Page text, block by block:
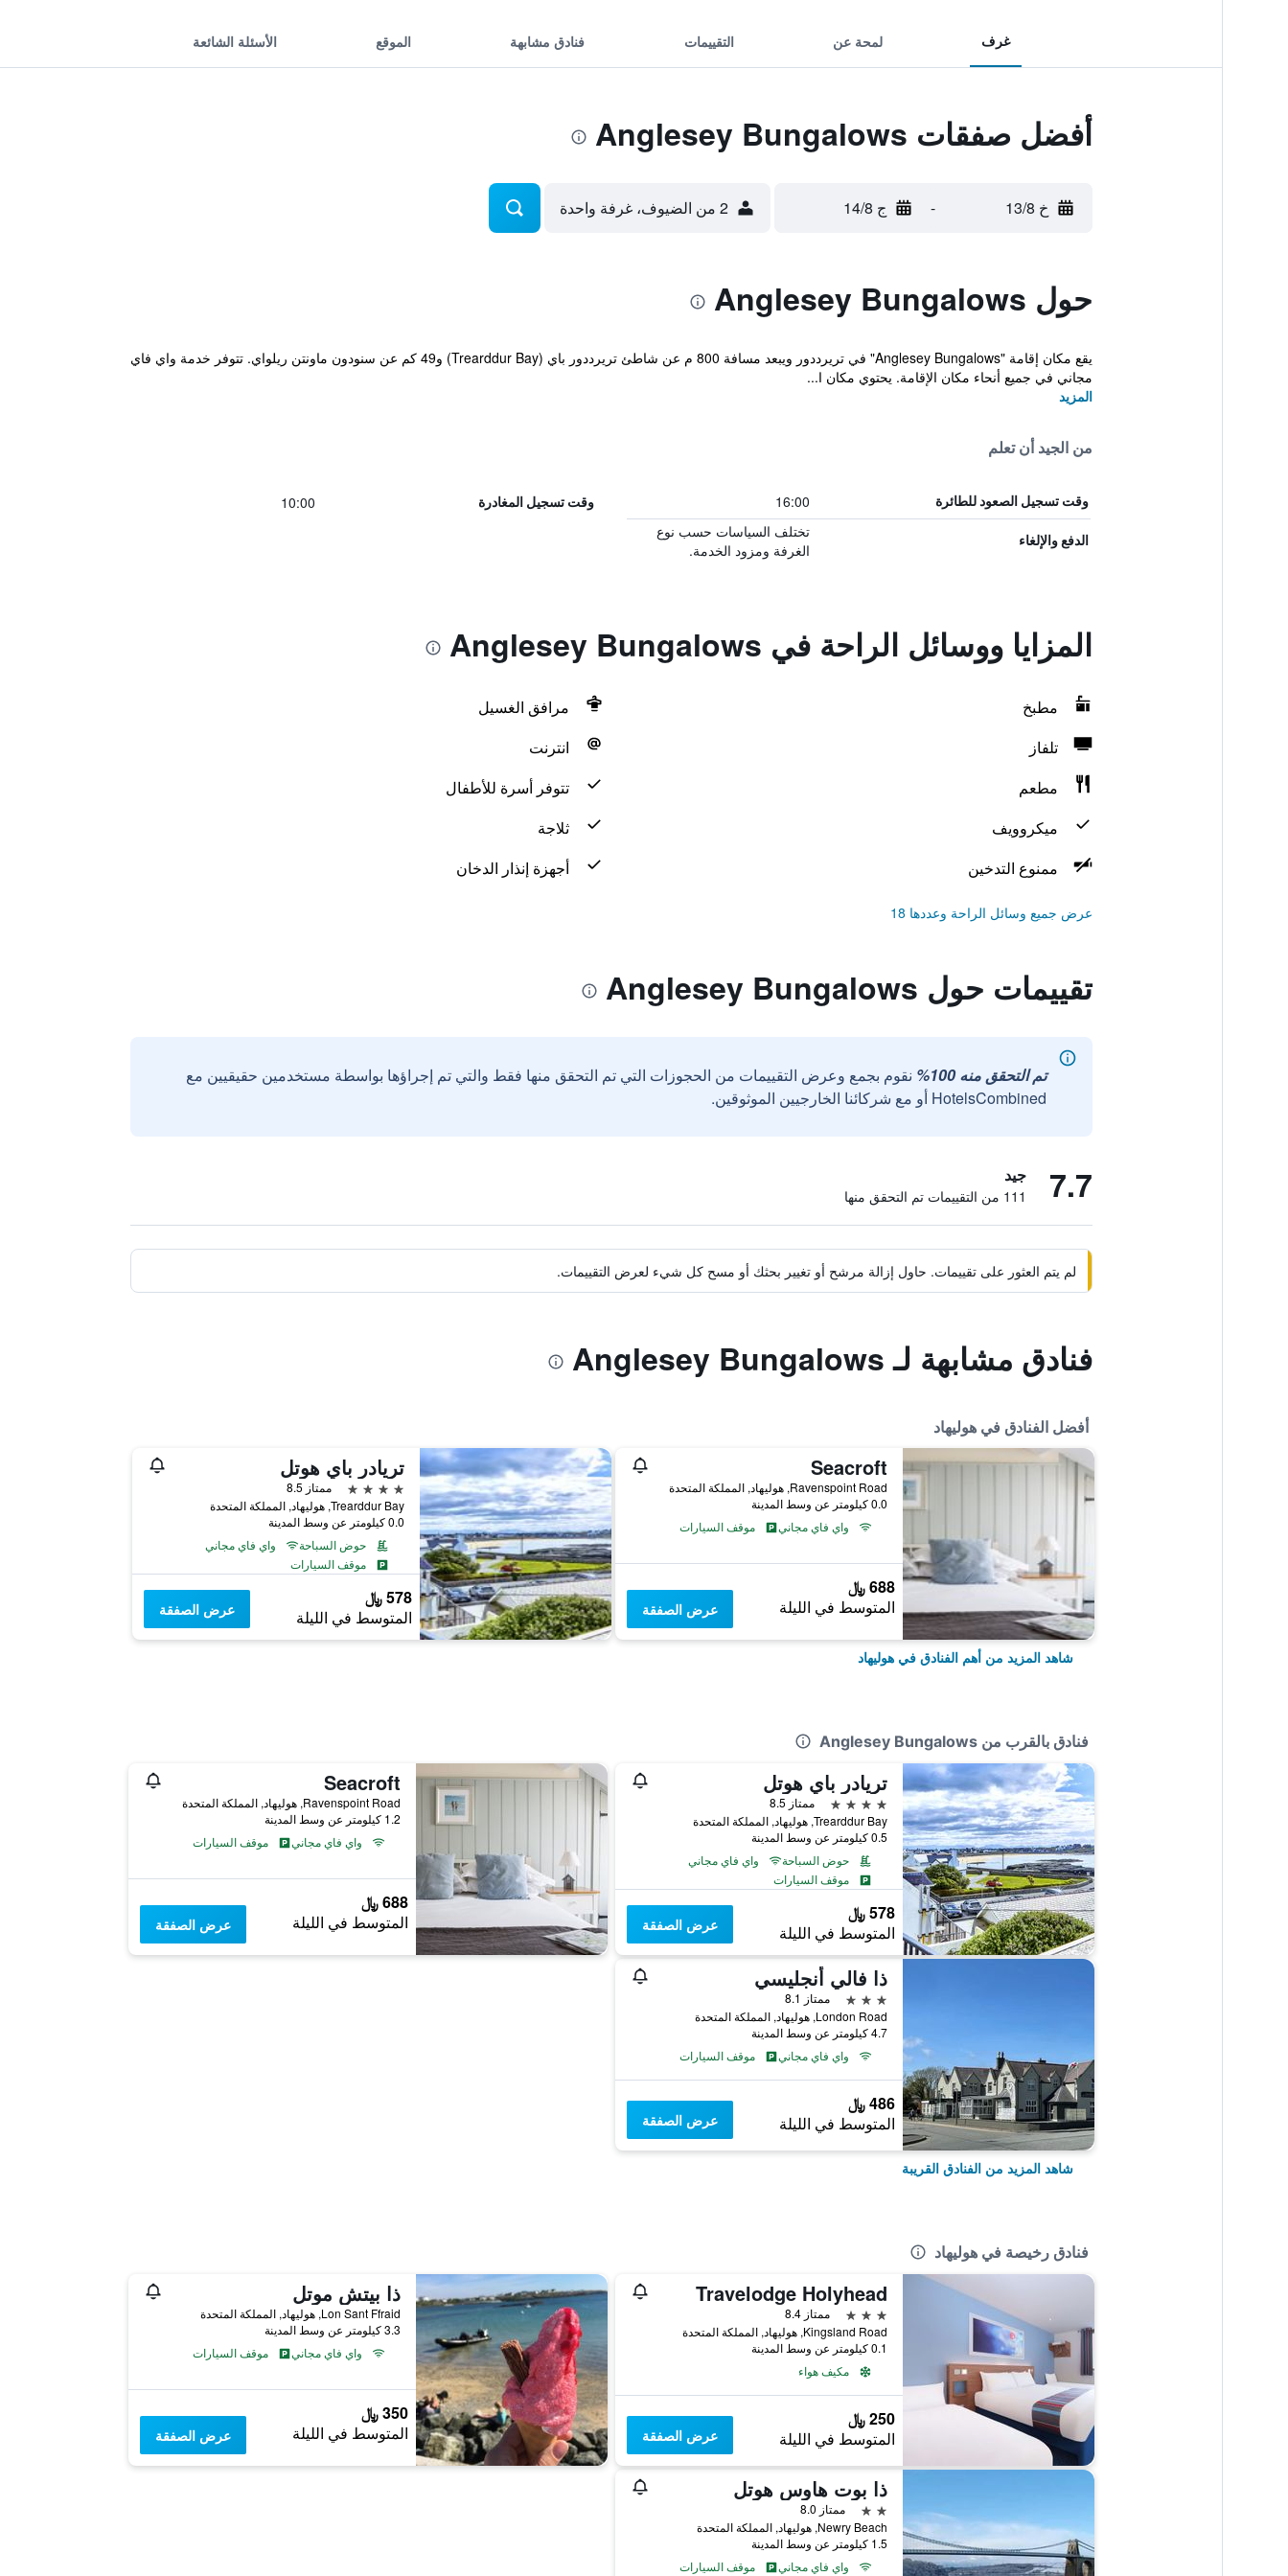
غرف لمحة عن التقييمات فنادق مشابهة الموقع الأسئلة الشائعة
أفضل صفقات Anglesey Bungalows
خ 13/8 - ج 14/8 2 من الضيوف، غرفة واحدة
حول Anglesey Bungalows
يقع مكان إقامة "Anglesey Bungalows" في تريرددور ويبعد مسافة 800 م عن شاطئ تريرددور باي (Trearddur Bay) و49 كم عن سنودون ماونتن ريلواي. تتوفر خدمة واي فاي
مجاني في جميع أنحاء مكان الإقامة. يحتوي مكان ا...
المزيد
من الجيد أن تعلم
وقت تسجيل الصعود للطائرة 16:00 وقت تسجيل المغادرة 10:00
الدفع والإلغاء
تختلف السياسات حسب نوع
الغرفة ومزود الخدمة.
المزايا ووسائل الراحة في Anglesey Bungalows
مطبخ
مرافق الغسيل
تلفاز
انترنت
مطعم
تتوفر أسرة للأطفال
ميكروويف
ثلاجة
ممنوع التدخين
أجهزة إنذار الدخان
عرض جميع وسائل الراحة وعددها 18
تقييمات حول Anglesey Bungalows
تم التحقق منه 100%
نقوم بجمع وعرض التقييمات من الحجوزات التي تم التحقق منها فقط والتي تم إجراؤها بواسطة مستخدمين حقيقيين مع
HotelsCombined أو مع شركائنا الخارجيين الموثوقين.
7.7 جيد
111 من التقييمات تم التحقق منها
لم يتم العثور على تقييمات. حاول إزالة مرشح أو تغيير بحثك أو مسح كل شيء لعرض التقييمات.
فنادق مشابهة لـ Anglesey Bungalows
أفضل الفنادق في هوليهاد
Seacroft
Ravenspoint Road, هوليهاد, المملكة المتحدة
0.0 كيلومتر عن وسط المدينة
واي فاي مجاني
موقف السيارات
688 ﷼
المتوسط في الليلة عرض الصفقة
تريادر باي هوتل
4 نجوم
ممتاز 8.5
Trearddur Bay, هوليهاد, المملكة المتحدة
0.0 كيلومتر عن وسط المدينة
حوض السباحة
واي فاي مجاني
موقف السيارات
578 ﷼
المتوسط في الليلة عرض الصفقة
شاهد المزيد من أهم الفنادق في هوليهاد
فنادق بالقرب من Anglesey Bungalows
تريادر باي هوتل
4 نجوم
ممتاز 8.5
Trearddur Bay, هوليهاد, المملكة المتحدة
0.5 كيلومتر عن وسط المدينة
حوض السباحة
واي فاي مجاني
موقف السيارات
578 ﷼
المتوسط في الليلة عرض الصفقة
Seacroft
Ravenspoint Road, هوليهاد, المملكة المتحدة
1.2 كيلومتر عن وسط المدينة
واي فاي مجاني
موقف السيارات
688 ﷼
المتوسط في الليلة عرض الصفقة
ذا فالي أنجليسي
3 نجوم
ممتاز 8.1
London Road, هوليهاد, المملكة المتحدة
4.7 كيلومتر عن وسط المدينة
واي فاي مجاني
موقف السيارات
486 ﷼
المتوسط في الليلة عرض الصفقة
شاهد المزيد من الفنادق القريبة
فنادق رخيصة في هوليهاد
Travelodge Holyhead
3 نجوم
ممتاز 8.4
Kingsland Road, هوليهاد, المملكة المتحدة
0.1 كيلومتر عن وسط المدينة
مكيف هواء
250 ﷼
المتوسط في الليلة عرض الصفقة
ذا بيتش موتل
Lon Sant Ffraid, هوليهاد, المملكة المتحدة
3.3 كيلومتر عن وسط المدينة
واي فاي مجاني
موقف السيارات
350 ﷼
المتوسط في الليلة عرض الصفقة
ذا بوت هاوس هوتل
2 نجمتين
ممتاز 8.0
Newry Beach, هوليهاد, المملكة المتحدة
1.5 كيلومتر عن وسط المدينة
واي فاي مجاني
موقف السيارات